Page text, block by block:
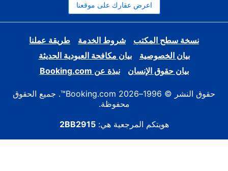
اعرض عقارك على موقعنا
نسخة سطح المكتب شروط الخدمة
طريقة عملنا
بيان الخصوصية
بيان مكافحة العبودية الحديثة
بيان حقوق الإنسان
نبذة عن Booking.com
حقوق النشر © 1996–2026 Booking.com™. جميع الحقوق
محفوظة.
هويتكم المرجعية هي:2BB2915